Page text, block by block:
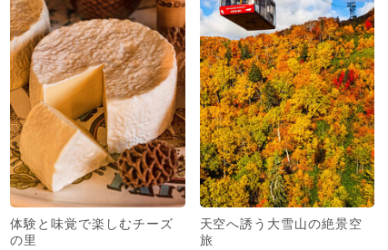
体験と味覚で楽しむチーズ
の里
天空へ誘う大雪山の絶景空
旅